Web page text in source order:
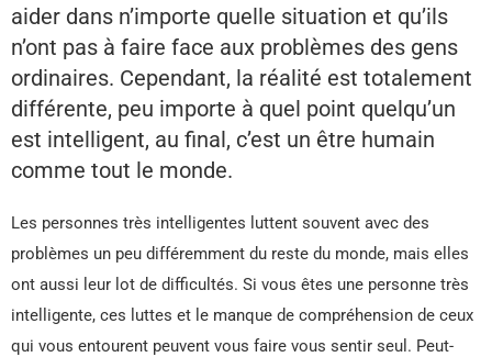
aider dans n’importe quelle situation et qu’ils
n’ont pas à faire face aux problèmes des gens
ordinaires. Cependant, la réalité est totalement
différente, peu importe à quel point quelqu’un
est intelligent, au final, c’est un être humain
comme tout le monde.
Les personnes très intelligentes luttent souvent avec des
problèmes un peu différemment du reste du monde, mais elles
ont aussi leur lot de difficultés. Si vous êtes une personne très
intelligente, ces luttes et le manque de compréhension de ceux
qui vous entourent peuvent vous faire vous sentir seul. Peut-